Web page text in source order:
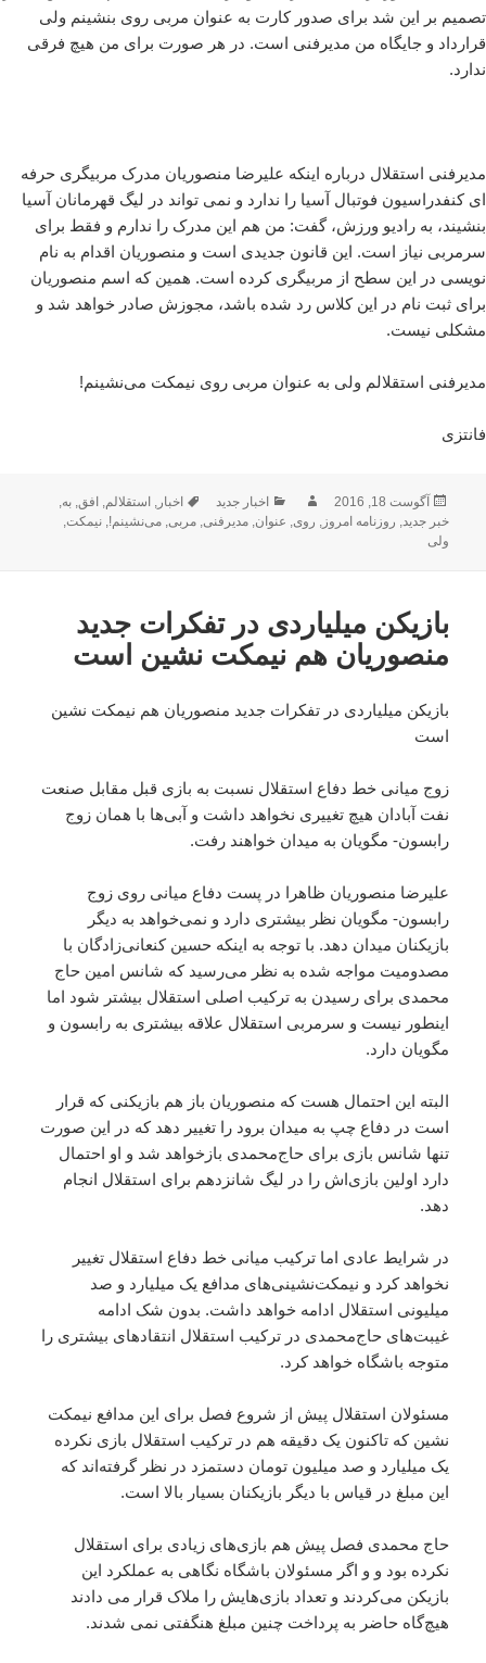
تصمیم بر این شد برای صدور کارت به عنوان مربی روی بنشینم ولی
قرارداد و جایگاه من مدیرفنی است. در هر صورت برای من هیچ فرقی
ندارد.
مدیرفنی استقلال درباره اینکه علیرضا منصوریان مدرک مربیگری حرفه
ای کنفدراسیون فوتبال آسیا را ندارد و نمی تواند در لیگ قهرمانان آسیا
بنشیند، به رادیو ورزش، گفت: من هم این مدرک را ندارم و فقط برای
سرمربی نیاز است. این قانون جدیدی است و منصوریان اقدام به نام
نویسی در این سطح از مربیگری کرده است. همین که اسم منصوریان
برای ثبت نام در این کلاس رد شده باشد، مجوزش صادر خواهد شد و
مشکلی نیست.
مدیرفنی استقلالم ولی به عنوان مربی روی نیمکت می‌نشینم!
فانتزی
ارسال
شده
در
آگوست 18, 2016 نویسندهدسته‌ها
اخبار جدید برچسب‌ها
اخبار, استقلالم, افق,به,
خبر جدید, روزنامه امروز, روی, عنوان,مدیرفنی,مربی,می‌نشینم!,نیمکت,
ولی
بازیکن میلیاردی در تفکرات جدید
منصوریان هم نیمکت نشین است
بازیکن میلیاردی در تفکرات جدید منصوریان هم نیمکت نشین
است
زوج میانی خط دفاع استقلال نسبت به بازی قبل مقابل صنعت
نفت آبادان هیچ تغییری نخواهد داشت و آبی‌ها با همان زوج
رابسون- مگویان به میدان خواهند رفت.
علیرضا منصوریان ظاهرا در پست دفاع میانی روی زوج
رابسون- مگویان نظر بیشتری دارد و نمی‌خواهد به دیگر
بازیکنان میدان دهد. با توجه به اینکه حسین کنعانی‌زادگان با
مصدومیت مواجه شده به نظر می‌رسید که شانس امین حاج
محمدی برای رسیدن به ترکیب اصلی استقلال بیشتر شود اما
اینطور نیست و سرمربی استقلال علاقه بیشتری به رابسون و
مگویان دارد.
البته این احتمال هست که منصوریان باز هم بازیکنی که قرار
است در دفاع چپ به میدان برود را تغییر دهد که در این صورت
تنها شانس بازی برای حاج‌محمدی بازخواهد شد و او احتمال
دارد اولین بازی‌اش را در لیگ شانزدهم برای استقلال انجام
دهد.
در شرایط عادی اما ترکیب میانی خط دفاع استقلال تغییر
نخواهد کرد و نیمکت‌نشینی‌های مدافع یک میلیارد و صد
میلیونی استقلال ادامه خواهد داشت. بدون شک ادامه
غیبت‌های حاج‌محمدی در ترکیب استقلال انتقادهای بیشتری را
متوجه باشگاه خواهد کرد.
مسئولان استقلال پیش از شروع فصل برای این مدافع نیمکت
نشین که تاکنون یک دقیقه هم در ترکیب استقلال بازی نکرده
یک میلیارد و صد میلیون تومان دستمزد در نظر گرفته‌اند که
این مبلغ در قیاس با دیگر بازیکنان بسیار بالا است.
حاج محمدی فصل پیش هم بازی‌های زیادی برای استقلال
نکرده بود و و اگر مسئولان باشگاه نگاهی به عملکرد این
بازیکن می‌کردند و تعداد بازی‌هایش را ملاک قرار می دادند
هیچ‌گاه حاضر به پرداخت چنین مبلغ هنگفتی نمی شدند.